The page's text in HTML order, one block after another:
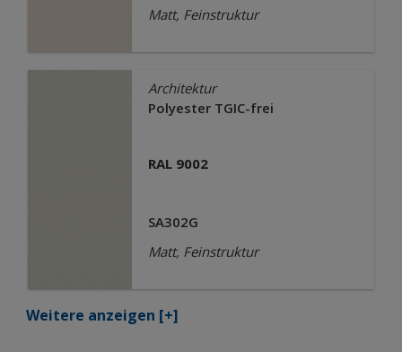
Matt, Feinstruktur
Architektur
Polyester TGIC-frei
RAL 9002
SA302G
Matt, Feinstruktur
Weitere anzeigen [+]